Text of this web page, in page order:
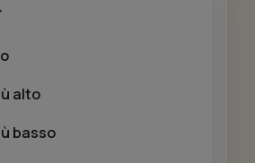
alto
basso